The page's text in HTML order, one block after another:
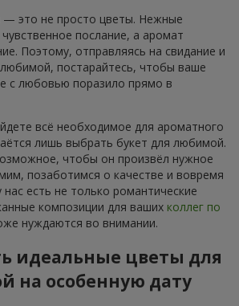
— это не просто цветы. Нежные
послание, а аромат
Поэтому, отправляясь на свидание и
постарайтесь, чтобы ваше
с любовью поразило прямо в
всё необходимое для ароматного
лишь выбрать букет для любимой.
чтобы он произвёл нужное
позаботимся о качестве и вовремя
есть не только романтические
композиции для ваших коллег по
нуждаются во внимании.
идеальные цветы для
на особенную дату